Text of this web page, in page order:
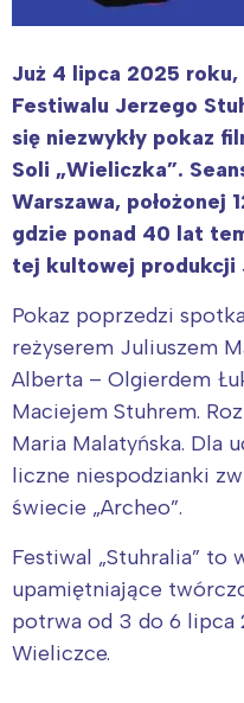
Już 4 lipca 2025 roku,
Festiwalu Jerzego
się niezwykły pokaz
Soli „Wieliczka”.
Warszawa, położonej
gdzie ponad 40 lat
tej kultowej produkcji
Pokaz poprzedzi
reżyserem Juliuszem
Alberta – Olgierdem
Maciejem Stuhrem.
Maria Malatyńska. Dla
liczne niespodzianki
świecie „Archeo”.
Festiwal „Stuhralia” to
upamiętniające
potrwa od 3 do 6 lipca
Wieliczce.